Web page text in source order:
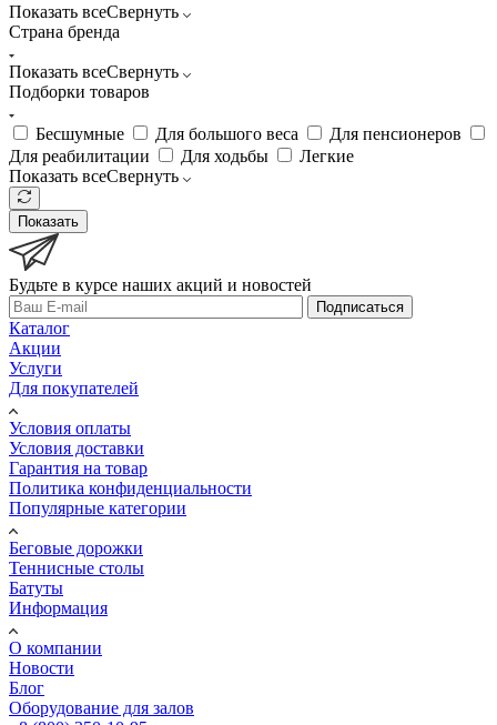
Показать всеСвернуть
Страна бренда
Показать всеСвернуть
Подборки товаров
Бесшумные Для большого веса
Для пенсионеров
Для реабилитации
Для ходьбы
Легкие
Показать всеСвернуть
Показать
Будьте в курсе наших акций и новостей
Подписаться
Каталог
Акции
Услуги
Для покупателей
Условия оплаты
Условия доставки
Гарантия на товар
Политика конфиденциальности
Популярные категории
Беговые дорожки
Теннисные столы
Батуты
Информация
О компании
Новости
Блог
Оборудование для залов